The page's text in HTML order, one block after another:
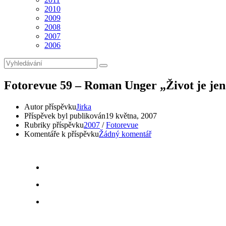
2010
2009
2008
2007
2006
Fotorevue 59 – Roman Unger „Život je
Autor příspěvkuJirka
Příspěvek byl publikován19 května, 2007
Rubriky příspěvku2007 / Fotorevue
Komentáře k příspěvkuŽádný komentář